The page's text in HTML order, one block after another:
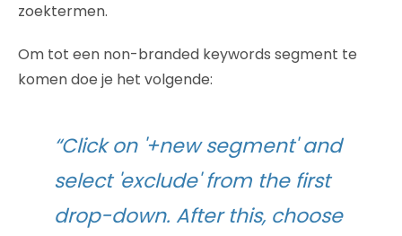
zoektermen.
Om tot een non-branded keywords segment te
komen doe je het volgende:
“Click on '+new segment' and
select 'exclude' from the first
drop-down. After this, choose